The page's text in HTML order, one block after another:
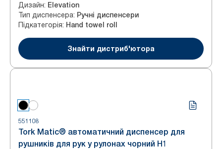
Дизайн: Elevation
Тип диспенсера: Ручні диспенсери
Підкатегорія: Hand towel roll
Знайти дистриб'ютора
551108
Tork Matic® автоматичний диспенсер для
рушників для рук у рулонах чорний H1